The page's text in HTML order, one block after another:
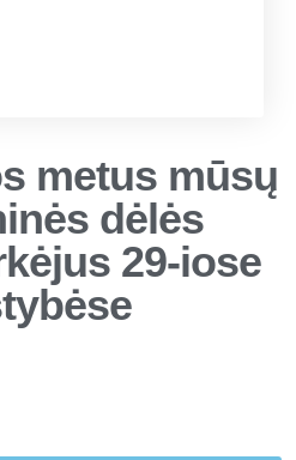
metus mūsų
dėlės
29-iose